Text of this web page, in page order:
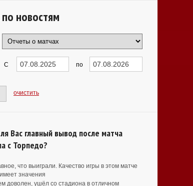
новостям
С по
очистить
Вас главный вывод после матча
с Торпедо?
что выиграли. Качество игры в этом матче
значения
доволен, ушёл со стадиона в отличном